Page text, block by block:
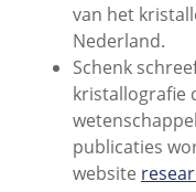
van het
Nederland.
Schenk
kristallografie
publicaties
website